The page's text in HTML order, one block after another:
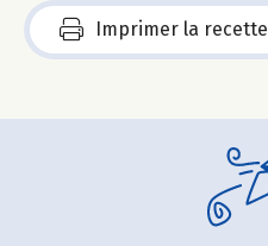
Imprimer la recette